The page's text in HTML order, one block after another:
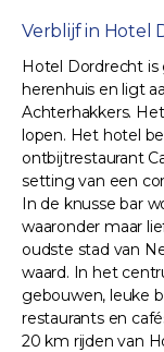
Verblijf in Hotel
Hotel Dordrecht
herenhuis en ligt
Achterhakkers.
lopen. Het hotel
ontbijtrestaurant
setting van een
In de knusse bar
waaronder maar
oudste stad van
waard. In het
gebouwen, leuke
restaurants en
20 km rijden van